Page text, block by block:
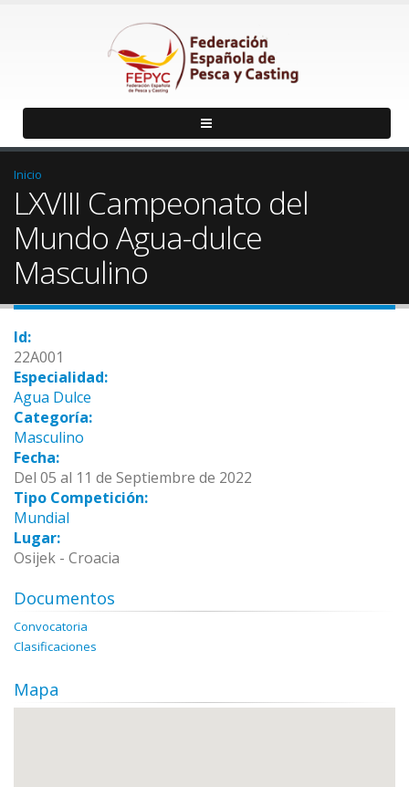
Inicio
LXVIII Campeonato del
Mundo Agua-dulce
Masculino
Id:
22A001
Especialidad:
Agua Dulce
Categoría:
Masculino
Fecha:
Del 05 al 11 de Septiembre de 2022
Tipo Competición:
Mundial
Lugar:
Osijek - Croacia
Documentos
Convocatoria
Clasificaciones
Mapa